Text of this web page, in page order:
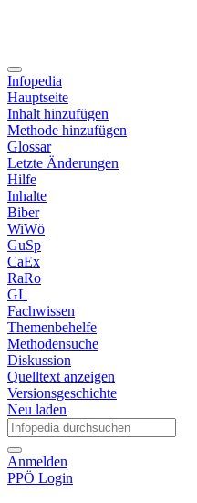
Infopedia
Hauptseite
Inhalt hinzufügen
Methode hinzufügen
Glossar
Letzte Änderungen
Hilfe
Inhalte
Biber
WiWö
GuSp
CaEx
RaRo
GL
Fachwissen
Themenbehelfe
Methodensuche
Diskussion
Quelltext anzeigen
Versionsgeschichte
Neu laden
Anmelden
PPÖ Login